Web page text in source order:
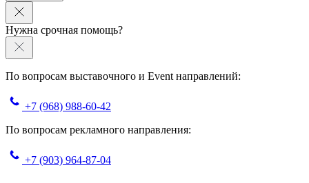
Нужна срочная помощь?
По вопросам выставочного и Event направлений:
+7 (968) 988-60-42
По вопросам рекламного направления:
+7 (903) 964-87-04